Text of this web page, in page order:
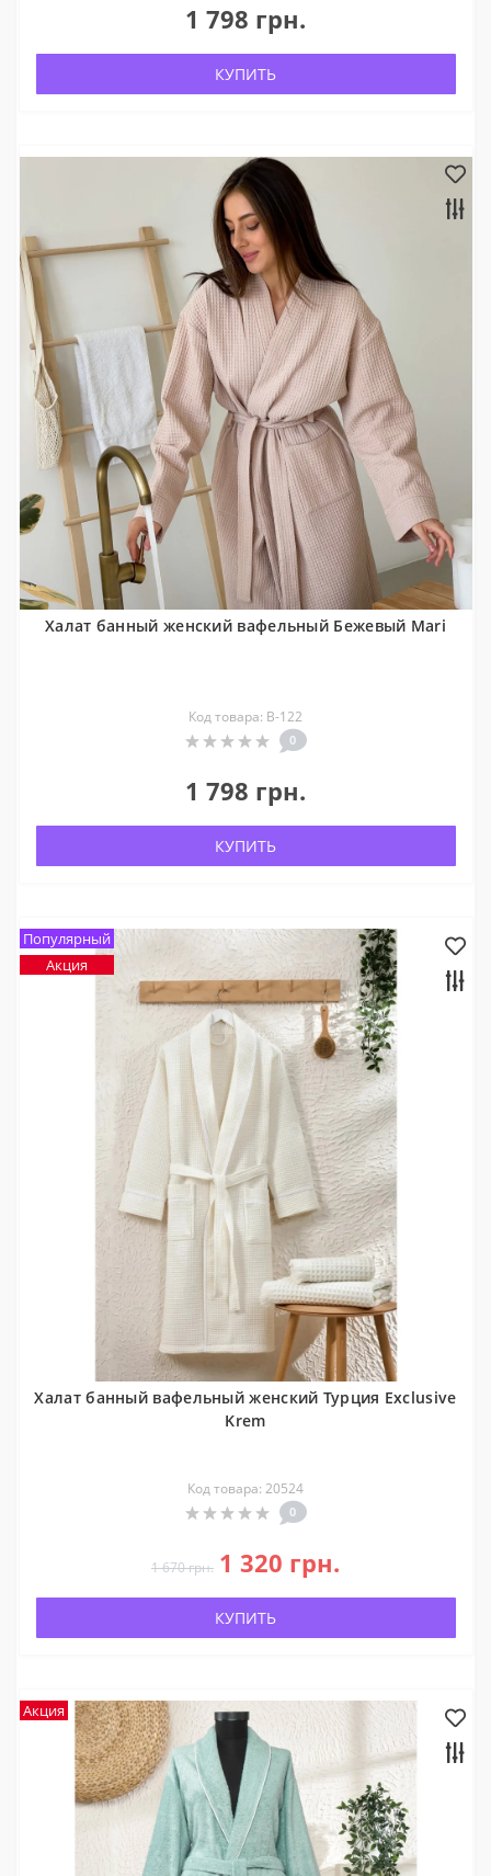
1 798 грн.
КУПИТЬ
Халат банный женский вафельный Бежевый Mari
Код товара: В-122
0
1 798 грн.
КУПИТЬ
Популярный
Акция
Халат банный вафельный женский Турция Exclusive
Krem
Код товара: 20524
0
1 670 грн. 1 320 грн.
КУПИТЬ
Акция